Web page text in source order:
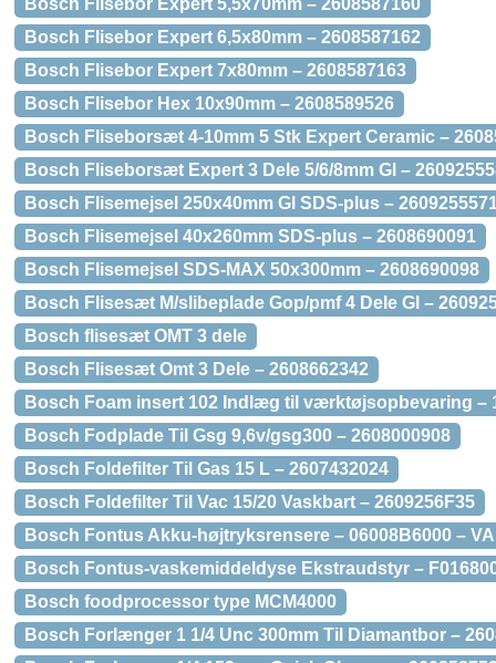
Bosch Flisebor Expert 5,5x70mm – 2608587160
Bosch Flisebor Expert 6,5x80mm – 2608587162
Bosch Flisebor Expert 7x80mm – 2608587163
Bosch Flisebor Hex 10x90mm – 2608589526
Bosch Fliseborsæt 4-10mm 5 Stk Expert Ceramic –
Bosch Fliseborsæt Expert 3 Dele 5/6/8mm Gl –
Bosch Flisemejsel 250x40mm Gl SDS-plus –
Bosch Flisemejsel 40x260mm SDS-plus – 2608690091
Bosch Flisemejsel SDS-MAX 50x300mm – 2608690098
Bosch Flisesæt M/slibeplade Gop/pmf 4 Dele Gl –
Bosch flisesæt OMT 3 dele
Bosch Flisesæt Omt 3 Dele – 2608662342
Bosch Foam insert 102 Indlæg til værktøjsopbevaring –
Bosch Fodplade Til Gsg 9,6v/gsg300 – 2608000908
Bosch Foldefilter Til Gas 15 L – 2607432024
Bosch Foldefilter Til Vac 15/20 Vaskbart – 2609256F35
Bosch Fontus Akku-højtryksrensere – 06008B6000 –
Bosch Fontus-vaskemiddeldyse Ekstraudstyr –
Bosch foodprocessor type MCM4000
Bosch Forlænger 1 1/4 Unc 300mm Til Diamantbor –